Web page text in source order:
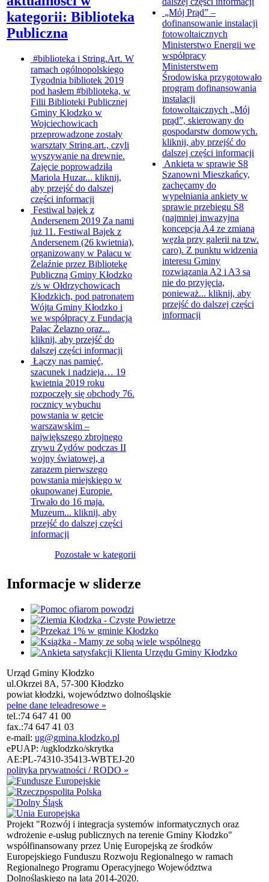
kategorii: Biblioteka
Publiczna
#biblioteka i String.Art. W
ramach ogólnopolskiego
Tygodnia bibliotek 2019
pod hasłem #biblioteka, w
Filii Biblioteki Publicznej
Gminy Kłodzko w
Wojciechowicach
przeprowadzone zostały
warsztaty String.art., czyli
wyszywanie na drewnie.
Zajęcie poprowadziła
Mariola Huzar... kliknij,
aby przejść do dalszej
części informacji
Festiwal bajek z
Andersenem 2019 Za nami
już 11. Festiwal Bajek z
Andersenem (26 kwietnia),
organizowany w Pałacu w
Żelaźnie przez Bibliotekę
Publiczną Gminy Kłodzko
z/s w Ołdrzychowicach
Kłodzkich, pod patronatem
Wójta Gminy Kłodzko i
we współpracy z Fundacją
Pałac Żelazno oraz...
kliknij, aby przejść do
dalszej części informacji
Łączy nas pamięć,
szacunek i nadzieja… 19
kwietnia 2019 roku
rozpoczęły się obchody 76.
rocznicy wybuchu
powstania w getcie
warszawskim –
największego zbrojnego
zrywu Żydów podczas II
wojny światowej, a
zarazem pierwszego
powstania miejskiego w
okupowanej Europie.
Trwało do 16 maja.
Muzeum... kliknij, aby
przejść do dalszej części
informacji
Pozostałe w kategorii
„Mój Prąd” –
dofinansowanie instalacji
fotowoltaicznych
Ministerstwo Energii we
współpracy
Ministerstwem
Środowiska przygotowało
program dofinansowania
instalacji
fotowoltaicznych „Mój
prąd”, skierowany do
gospodarstw domowych.
kliknij, aby przejść do
dalszej części informacji
Ankieta w sprawie S8
Szanowni Mieszkańcy,
zachęcamy do
wypełniania ankiety w
sprawie przebiegu S8
(najmniej inwazyjna
koncepcja A4 ze zmianą
węzła przy galerii na tzw.
caro). Z punktu widzenia
interesu Gminy
rozwiązania A2 i A3 są
nie do przyjęcia,
ponieważ... kliknij, aby
przejść do dalszej części
informacji
Informacje w sliderze
Urząd Gminy Kłodzko
ul.Okrzei 8A, 57-300 Kłodzko
powiat kłodzki, województwo dolnośląskie
pełne dane teleadresowe »
tel.:74 647 41 00
fax.:74 647 41 03
e-mail: ug@gmina.klodzko.pl
ePUAP: /ugklodzko/skrytka
AE:PL-74310-35413-WBTEJ-20
polityka prywatności / RODO »
Projekt "Rozwój i integracja systemów informatycznych oraz
wdrożenie e-usług publicznych na terenie Gminy Kłodzko"
współfinansowany przez Unię Europejską ze środków
Europejskiego Funduszu Rozwoju Regionalnego w ramach
Regionalnego Programu Operacyjnego Województwa
Dolnośląskiego na lata 2014-2020.